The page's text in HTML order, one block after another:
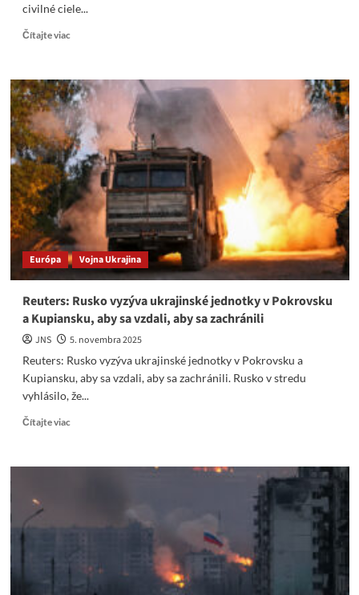
civilné ciele...
Čítajte viacRead
Rusko
podniklo
sedem
úderov
na
vojenské
letiská
a
žoldnierov
ukrajinských
síl.
Európa Vojna Ukrajina
Reuters: Rusko vyzýva ukrajinské jednotky v Pokrovsku
a Kupiansku, aby sa vzdali, aby sa zachránili
JNS
5. novembra 2025
Reuters: Rusko vyzýva ukrajinské jednotky v Pokrovsku a
Kupiansku, aby sa vzdali, aby sa zachránili. Rusko v stredu
vyhlásilo, že...
Čítajte viacRead
Reuters:
jednotky
Kupiansku,